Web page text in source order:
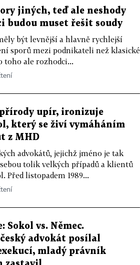
jiných, teď ale neshody
budou muset řešit soudy
být levnější a hlavně rychlejší
sporů mezi podnikateli než klasické
toho ale rozhodci...
upír, ironizuje
který se živí vymáháním
z MHD
advokátů, ­jejichž jméno je tak
tolik velkých případů a klientů
Před listopadem 1989...
Sokol vs. Němec.
advokát posílal
mladý právník